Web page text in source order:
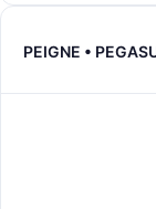
PEIGNE •